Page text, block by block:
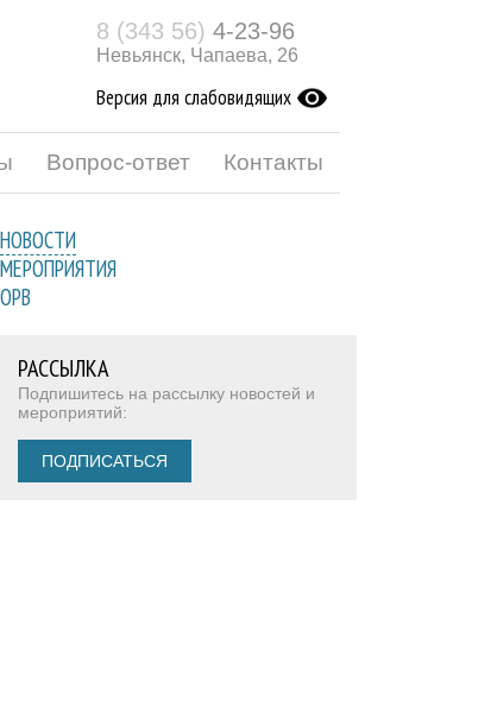
8 (343 56) 4-23-96
Невьянск, Чапаева, 26
Версия для слабовидящих
Вопрос-ответ Контакты
НОВОСТИ
МЕРОПРИЯТИЯ
ОРВ
РАССЫЛКА
Подпишитесь на рассылку новостей и
мероприятий:
ПОДПИСАТЬСЯ